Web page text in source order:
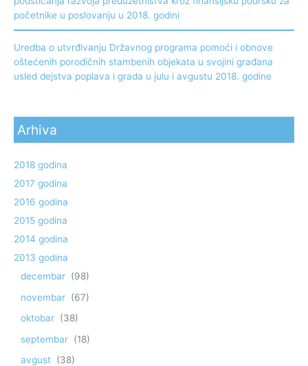
početnike u poslovanju u 2018. godini
Uredba o utvrđivanju Državnog programa pomoći i obnove
oštećenih porodičnih stambenih objekata u svojini građana
usled dejstva poplava i grada u julu i avgustu 2018. godine
Arhiva
2018 godina
2017 godina
2016 godina
2015 godina
2014 godina
2013 godina
decembar (98)
novembar (67)
oktobar (38)
septembar (18)
avgust (38)